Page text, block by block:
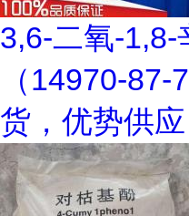
3,6-二氧-1,8-
（14970-
货，优势供应